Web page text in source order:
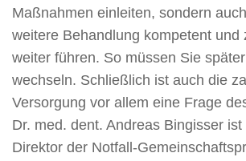
Maßnahmen einleiten, sondern
weitere Behandlung kompetent und
weiter führen. So müssen Sie
wechseln. Schließlich ist auch die
Versorgung vor allem eine Frage
Dr. med. dent. Andreas Bingisser
Direktor der Notfall-